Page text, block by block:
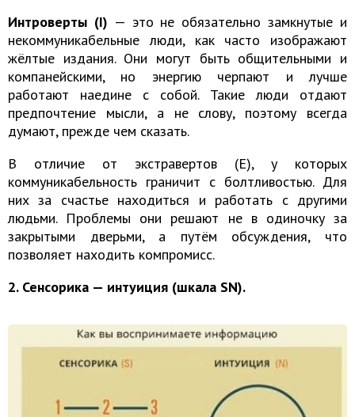
Интроверты (I) — это не обязательно замкнутые и
некоммуникабельные люди, как часто изображают
жёлтые издания. Они могут быть общительными и
компанейскими, но энергию черпают и лучше
работают наедине с собой. Такие люди отдают
предпочтение мысли, а не слову, поэтому всегда
думают, прежде чем сказать.
В отличие от экстравертов (E), у которых
коммуникабельность граничит с болтливостью. Для
них за счастье находиться и работать с другими
людьми. Проблемы они решают не в одиночку за
закрытыми дверьми, а путём обсуждения, что
позволяет находить компромисс.
2. Сенсорика — интуиция (шкала SN).